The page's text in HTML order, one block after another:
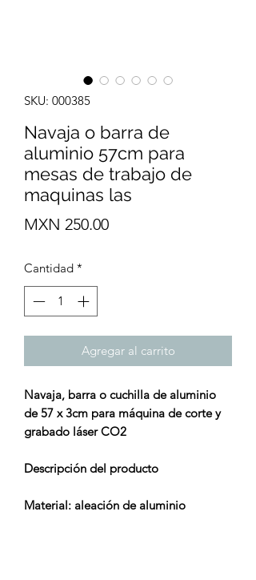
SKU: 000385
Navaja o barra de
aluminio 57cm para
mesas de trabajo de
maquinas las
MXN 250.00Precio
Cantidad *
Agregar al carrito
Navaja, barra o cuchilla de aluminio
de 57 x 3cm para máquina de corte y
grabado láser CO2
Descripción del producto
Material: aleación de aluminio